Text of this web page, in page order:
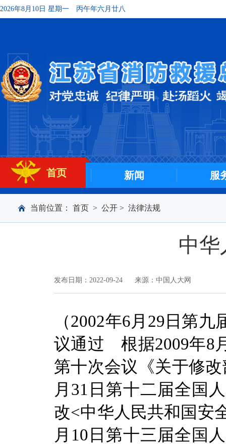
2026年8月10日 星期一 丙午年六月廿八
首页 新闻 服
当前位置： 首页 > 公开 > 法律法规
中华
发布日期：2022-09-24 来源：中国人大网
（2002年6月 29 日第九
议通过 根据2009年8
第十次会议《关于修
月 31 日第十二届全国
改<中华人民共和国安
月 10 日第十三届全国